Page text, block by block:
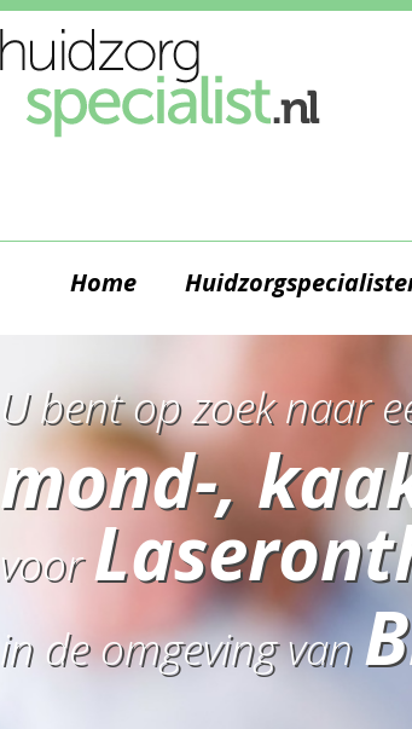
Home
U bent op zoek naar
mond-,
voor
in de omgeving van